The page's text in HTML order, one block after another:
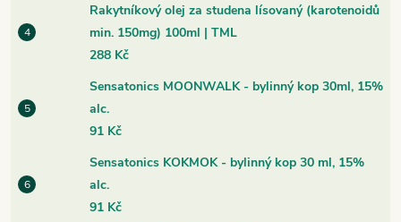
Rakytníkový olej za studena lísovaný (karotenoidů
min. 150mg) 100ml | TML
288 Kč
Sensatonics MOONWALK - bylinný kop 30ml, 15%
alc.
91 Kč
Sensatonics KOKMOK - bylinný kop 30 ml, 15%
alc.
91 Kč